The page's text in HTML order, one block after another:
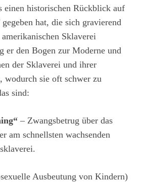
einen historischen Rückblick auf
hat, die sich gravierend
Sklaverei
er den Bogen zur Moderne und
der Sklaverei und ihrer
wodurch sie oft schwer zu
sind:
– Zwangsbetrug über das
am schnellsten wachsenden
Ausbeutung von Kindern)